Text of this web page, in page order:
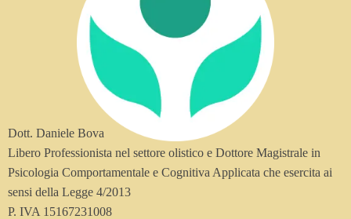
Dott. Daniele Bova
Libero Professionista nel settore olistico e Dottore Magistrale in
Psicologia Comportamentale e Cognitiva Applicata che esercita ai
sensi della Legge 4/2013
P. IVA 15167231008